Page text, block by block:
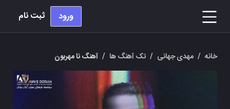
ورود ثبت نام
خانه / مهدی جهانی / تک آهنگ ها / آهنگ نا مهربون